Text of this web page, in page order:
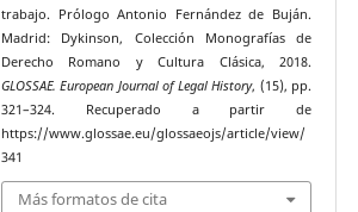
trabajo. Prólogo Antonio Fernández de Buján.
Madrid: Dykinson, Colección Monografías de
Derecho Romano y Cultura Clásica, 2018.
GLOSSAE. European Journal of Legal History, (15), pp.
321–324. Recuperado a partir de
https://www.glossae.eu/glossaeojs/article/view/
341
Más formatos de cita